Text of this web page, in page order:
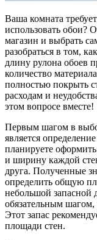
Ваша комната
использовать обои?
магазин и выбрать
разобраться в том,
длину рулона обоев
количество
полностью покрыть
расходам и
этом вопросе вместе!
Первым шагом в
является
планируете
и ширину каждой
друга. Полученные
определить общую
небольшой запасной
обязательным шагом,
Этот запас
площади стен.